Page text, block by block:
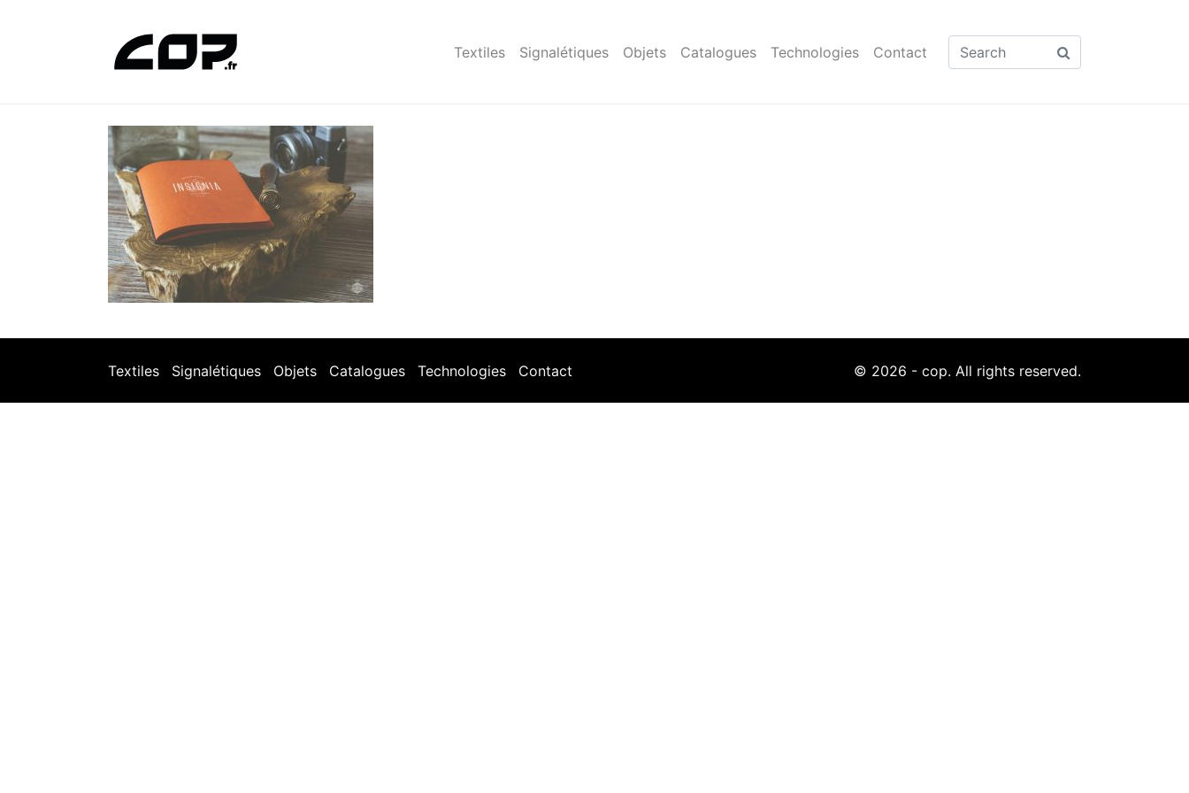
Textiles Signalétiques Objets Catalogues Technologies Contact
Textiles Signalétiques Objets Catalogues Technologies Contact © 2026 - cop. All rights reserved.